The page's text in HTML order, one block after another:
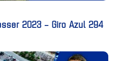
2023 – Giro Azul 294